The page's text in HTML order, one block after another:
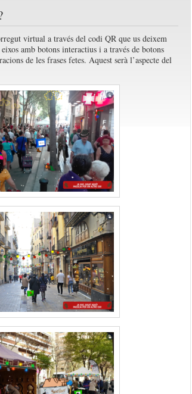
virtual a través del codi QR que us deixem
amb botons interactius i a través de botons
de les frases fetes. Aquest serà l’aspecte del